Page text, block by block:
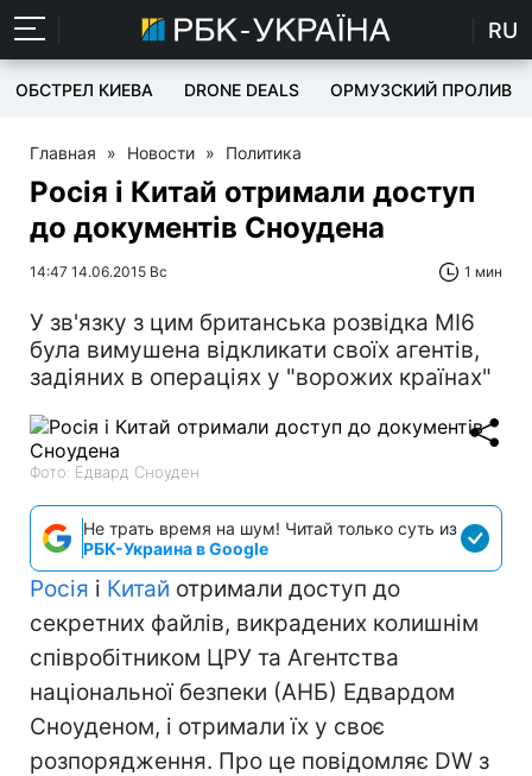
RU
ОБСТРЕЛ КИЕВА DRONE DEALS ОРМУЗСКИЙ ПРОЛИВ
Главная » Новости » Политика
Росія і Китай отримали доступ
до документів Сноудена
14:47 14.06.2015 Вс 1 мин
У зв'язку з цим британська розвідка МІ6
була вимушена відкликати своїх агентів,
задіяних в операціях у "ворожих країнах"
Фото: Едвард Сноуден
Не трать время на шум! Читай только суть из
РБК-Украина в Google
Росія і Китай отримали доступ до
секретних файлів, викрадених колишнім
співробітником ЦРУ та Агентства
національної безпеки (АНБ) Едвардом
Сноуденом, і отримали їх у своє
розпорядження. Про це повідомляє DW з